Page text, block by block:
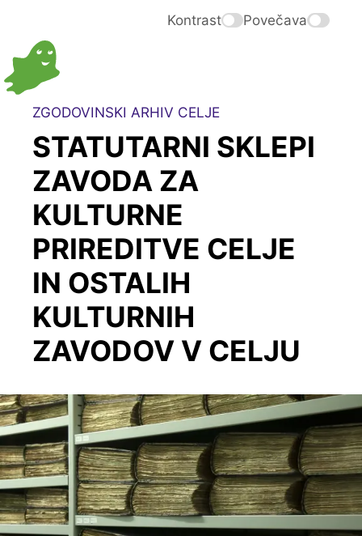
Kontrast Povečava
ZGODOVINSKI ARHIV CELJE
STATUTARNI SKLEPI
ZAVODA ZA
KULTURNE
PRIREDITVE CELJE
IN OSTALIH
KULTURNIH
ZAVODOV V CELJU